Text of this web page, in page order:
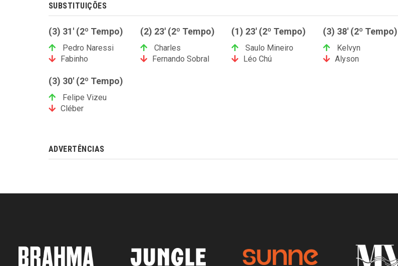
SUBSTITUIÇÕES
(3) 31' (2º Tempo)
Pedro Naressi
Fabinho
(2) 23' (2º Tempo)
Charles
Fernando Sobral
(1) 23' (2º Tempo)
Saulo Mineiro
Léo Chú
(3) 38' (2º Tempo)
Kelvyn
Alyson
(3) 30' (2º Tempo)
Felipe Vizeu
Cléber
ADVERTÊNCIAS